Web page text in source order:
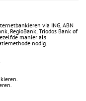
via ING, ABN
RegioBank, Triodos Bank of
manier als
nodig.